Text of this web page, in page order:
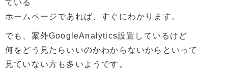
ている
ホームページであれば、すぐにわかります。
でも、案外GoogleAnalytics設置しているけど
何をどう見たらいいのかわからないからといって
見ていない方も多いようです。